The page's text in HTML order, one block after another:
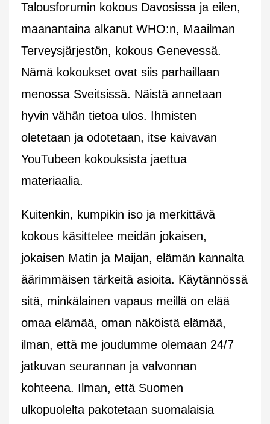
Talousforumin kokous Davosissa ja eilen,
maanantaina alkanut WHO:n, Maailman
Terveysjärjestön, kokous Genevessä.
Nämä kokoukset ovat siis parhaillaan
menossa Sveitsissä. Näistä annetaan
hyvin vähän tietoa ulos. Ihmisten
oletetaan ja odotetaan, itse kaivavan
YouTubeen kokouksista jaettua
materiaalia.
Kuitenkin, kumpikin iso ja merkittävä
kokous käsittelee meidän jokaisen,
jokaisen Matin ja Maijan, elämän kannalta
äärimmäisen tärkeitä asioita. Käytännössä
sitä, minkälainen vapaus meillä on elää
omaa elämää, oman näköistä elämää,
ilman, että me joudumme olemaan 24/7
jatkuvan seurannan ja valvonnan
kohteena. Ilman, että Suomen
ulkopuolelta pakotetaan suomalaisia